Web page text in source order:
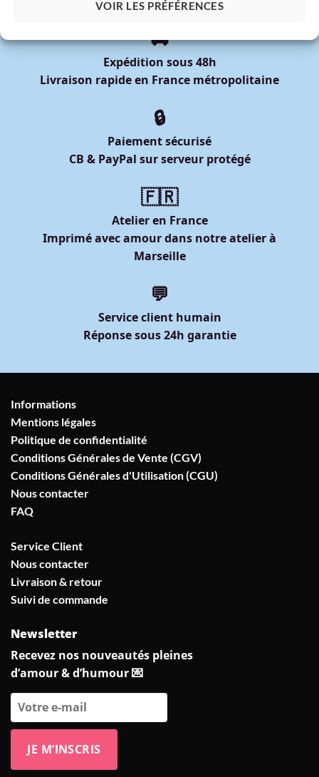
VOIR LES PRÉFÉRENCES
🚚
Expédition sous 48h
Livraison rapide en France métropolitaine
🔒
Paiement sécurisé
CB & PayPal sur serveur protégé
🇫🇷
Atelier en France
Imprimé avec amour dans notre atelier à
Marseille
💬
Service client humain
Réponse sous 24h garantie
Informations
Mentions légales
Politique de confidentialité
Conditions Générales de Vente (CGV)
Conditions Générales d'Utilisation (CGU)
Nous contacter
FAQ
Service Client
Nous contacter
Livraison & retour
Suivi de commande
Newsletter
Recevez nos nouveautés pleines
d’amour & d’humour 💌